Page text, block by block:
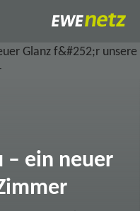
– ein neuer